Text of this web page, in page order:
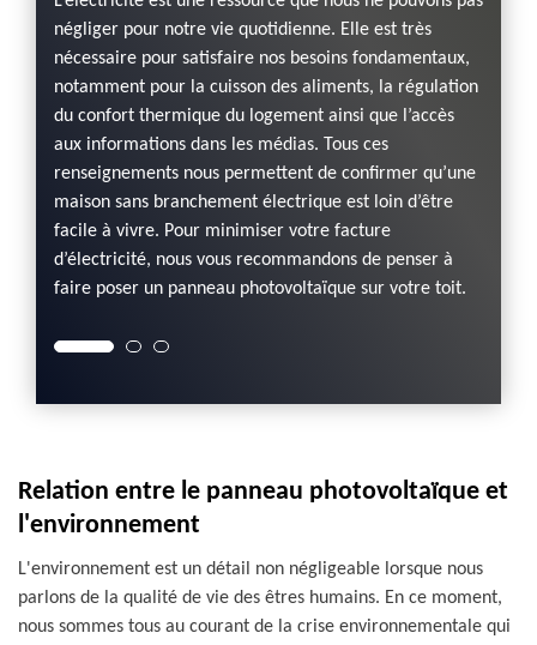
négliger pour notre vie quotidienne. Elle est très
nécessaire pour satisfaire nos besoins fondamentaux,
notamment pour la cuisson des aliments, la régulation
du confort thermique du logement ainsi que l’accès
aux informations dans les médias. Tous ces
renseignements nous permettent de confirmer qu’une
maison sans branchement électrique est loin d’être
facile à vivre. Pour minimiser votre facture
d’électricité, nous vous recommandons de penser à
faire poser un panneau photovoltaïque sur votre toit.
Relation entre le panneau photovoltaïque et
l'environnement
L'environnement est un détail non négligeable lorsque nous
parlons de la qualité de vie des êtres humains. En ce moment,
nous sommes tous au courant de la crise environnementale qui